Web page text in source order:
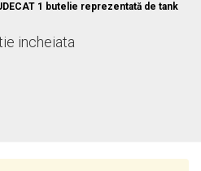
1 butelie reprezentată de tank
incheiata